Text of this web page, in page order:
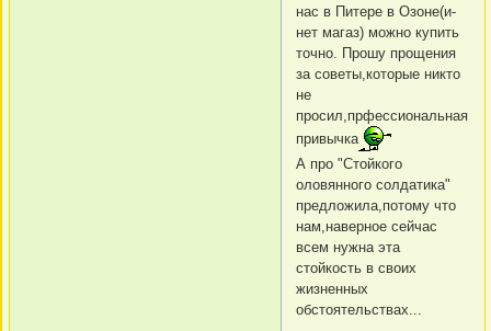
нас в Питере в Озоне(и-
нет магаз) можно купить
точно. Прошу прощения
за советы,которые никто
не
просил,прфессиональная
привычка
А про "Стойкого
оловянного солдатика"
предложила,потому что
нам,наверное сейчас
всем нужна эта
стойкость в своих
жизненных
обстоятельствах...